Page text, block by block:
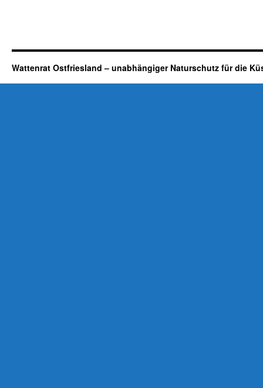
Wattenrat Ostfriesland – unabhängiger Naturschutz für die